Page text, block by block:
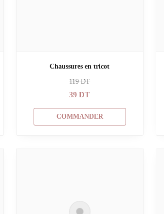
Chaussures en tricot
119DT
39 DT
COMMANDER